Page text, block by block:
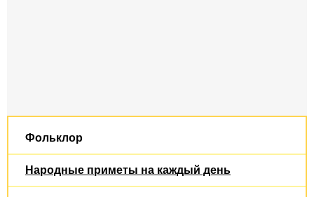
Фольклор
Народные приметы на каждый день